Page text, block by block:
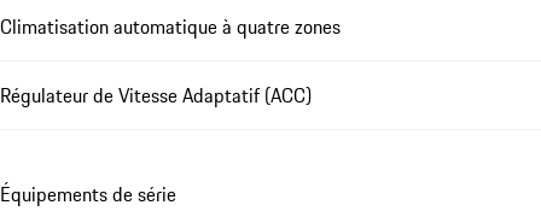
Climatisation automatique à quatre zones
Régulateur de Vitesse Adaptatif (ACC)
Équipements de série